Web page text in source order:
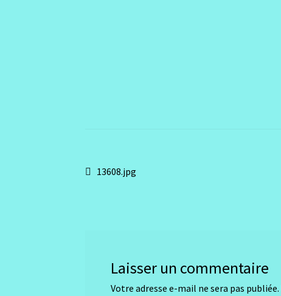
Navigation
Article
13608.jpg
Laisser un commentaire
Votre adresse e-mail ne sera pas publiée.